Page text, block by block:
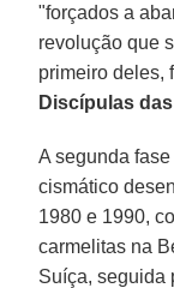
"forçados a
revolução que
primeiro deles,
Discípulas
A segunda
cismático
1980 e 1990,
carmelitas na
Suíça, seguida